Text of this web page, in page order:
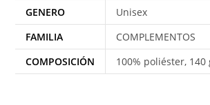
GENERO
Unisex
FAMILIA
COMPLEMENTOS
COMPOSICIÓN
100% poliéster, 140